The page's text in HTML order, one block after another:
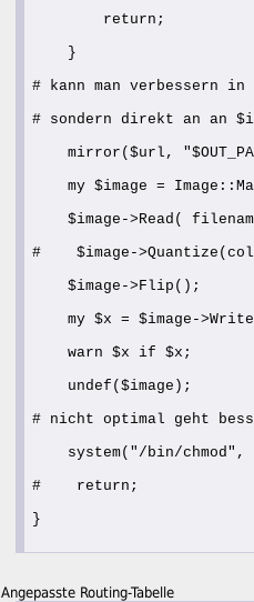
        return;
    }
# kann man verbessern
# sondern direkt an an
mirror($url,
my $image =
$image->Read(
#    $image-
    $image->Flip();
my $x = $image-
    warn $x if $x;
    undef($image);
# nicht optimal geht
system("/bin/chmod",
#    return;
}
Angepasste Routing-Tabelle